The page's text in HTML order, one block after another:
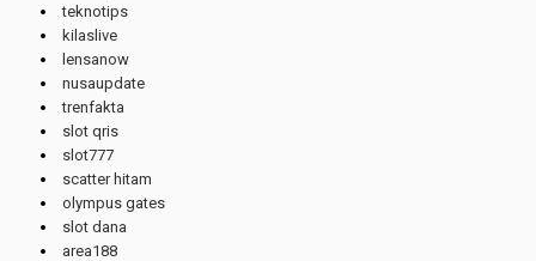
teknotips
kilaslive
lensanow
nusaupdate
trenfakta
slot qris
slot777
scatter hitam
olympus gates
slot dana
area188